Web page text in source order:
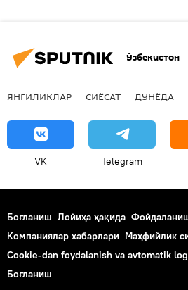
Ўзбекистон
ЯНГИЛИКЛАР СИЁСАТ ДУНЁДА
VK Telegram
Боғланиш Лойиҳа ҳақида
Компаниялар хабарлари Маҳфийлик
Cookie-dan foydalanish va avtomatik
Боғланиш